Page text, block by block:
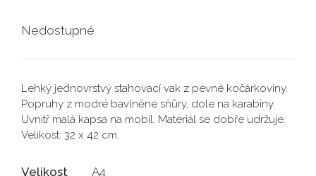
Nedostupné
Lehký jednovrstvý stahovací vak z pevné kočárkoviny.
Popruhy z modré bavlněné sňůry, dole na karabiny.
Uvnitř malá kapsa na mobil. Materiál se dobře udržuje.
Velikost: 32 x 42 cm.
Velikost
A4